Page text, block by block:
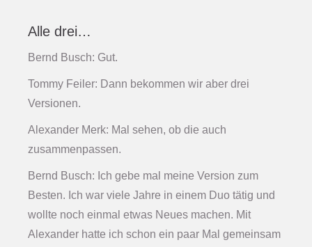
Alle drei…
Bernd Busch: Gut.
Tommy Feiler: Dann bekommen wir aber drei
Versionen.
Alexander Merk: Mal sehen, ob die auch
zusammenpassen.
Bernd Busch: Ich gebe mal meine Version zum
Besten. Ich war viele Jahre in einem Duo tätig und
wollte noch einmal etwas Neues machen. Mit
Alexander hatte ich schon ein paar Mal gemeinsam